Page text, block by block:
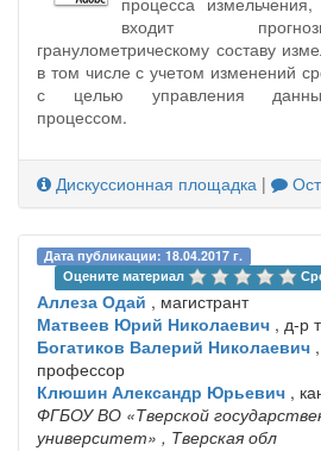
входит
гранулометрическому составу
в том числе с учетом изменений
с целью управления данным
процессом.
Дискуссионная площадка |
Дата публикации: 18.04.2017 г.
Оцените материал
Аллеза Одай , магистрант
Матвеев Юрий Николаевич , д-р
Богатиков Валерий Николаевич
профессор
Клюшин Александр Юрьевич ,
ФГБОУ ВО «Тверской
университет» , Тверская обл